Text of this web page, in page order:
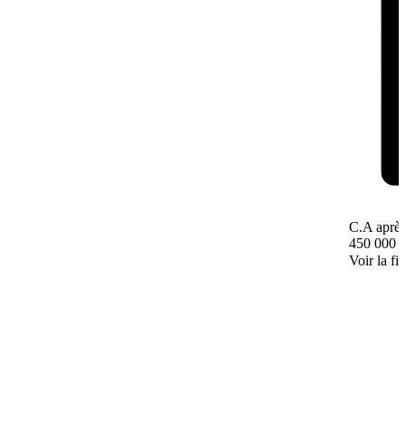
C.A
450 000 €
Voir la